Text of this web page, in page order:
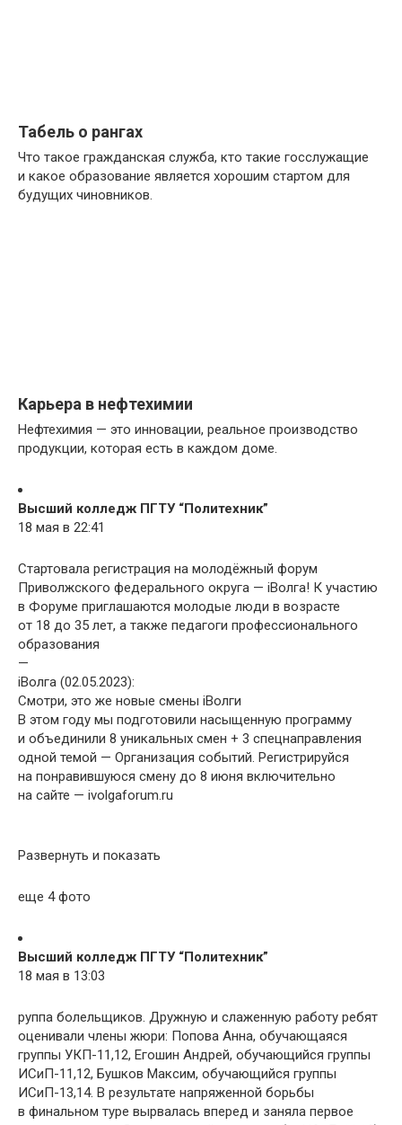
Табель о рангах
Что такое гражданская служба, кто такие госслужащие
и какое образование является хорошим стартом для
будущих чиновников.
Карьера в нефтехимии
Нефтехимия — это инновации, реальное производство
продукции, которая есть в каждом доме.
Высший колледж ПГТУ “Политехник”
18 мая в 22:41
Стартовала регистрация на молодёжный форум
Приволжского федерального округа — iВолга! К участию
в Форуме приглашаются молодые люди в возрасте
от 18 до 35 лет, а также педагоги профессионального
образования
—
iВолга (02.05.2023):
Смотри, это же новые смены iВолги
В этом году мы подготовили насыщенную программу
и объединили 8 уникальных смен + 3 спецнаправления
одной темой — Организация событий. Регистрируйся
на понравившуюся смену до 8 июня включительно
на сайте — ivolgaforum.ru
Развернуть и показать
еще 4 фото
Высший колледж ПГТУ “Политехник”
18 мая в 13:03
руппа болельщиков. Дружную и слаженную работу ребят
оценивали члены жюри: Попова Анна, обучающаяся
группы УКП-11,12, Егошин Андрей, обучающийся группы
ИСиП-11,12, Бушков Максим, обучающийся группы
ИСиП-13,14. В результате напряженной борьбы
в финальном туре вырвалась вперед и заняла первое